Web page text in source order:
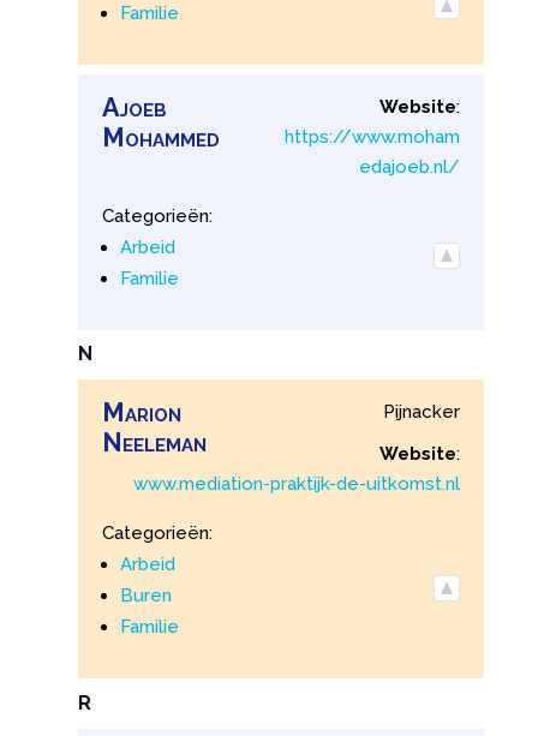
Familie
Ajoeb
Mohammed
Website:
https://www.moham
edajoeb.nl/
Categorieën:
Arbeid
Familie
N
Marion
Neeleman
Pijnacker
Website:
www.mediation-praktijk-de-uitkomst.nl
Categorieën:
Arbeid
Buren
Familie
R